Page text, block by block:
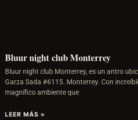
Bluur night club Monterrey
Bluur night club Monterrey, es un antro
Garza Sada #6115. Monterrey. Con
magnífico ambiente que
LEER MÁS »